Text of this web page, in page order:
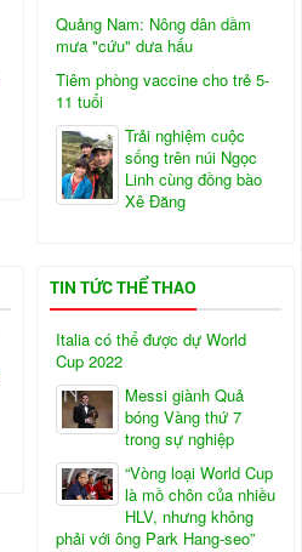
Quảng Nam: Nông dân dầm
mưa "cứu" dưa hấu
Tiêm phòng vaccine cho trẻ 5-
11 tuổi
Trải nghiệm cuộc
sống trên núi Ngọc
Linh cùng đồng bào
Xê Đăng
TIN TỨC THỂ THAO
Italia có thể được dự World
Cup 2022
Messi giành Quả
bóng Vàng thứ 7
trong sự nghiệp
“Vòng loại World Cup
là mồ chôn của nhiều
HLV, nhưng không
phải với ông Park Hang-seo”